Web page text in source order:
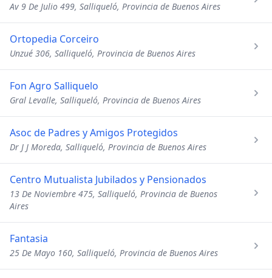
Av 9 De Julio 499, Salliqueló, Provincia de Buenos Aires
Ortopedia Corceiro
Unzué 306, Salliqueló, Provincia de Buenos Aires
Fon Agro Salliquelo
Gral Levalle, Salliqueló, Provincia de Buenos Aires
Asoc de Padres y Amigos Protegidos
Dr J J Moreda, Salliqueló, Provincia de Buenos Aires
Centro Mutualista Jubilados y Pensionados
13 De Noviembre 475, Salliqueló, Provincia de Buenos
Aires
Fantasia
25 De Mayo 160, Salliqueló, Provincia de Buenos Aires